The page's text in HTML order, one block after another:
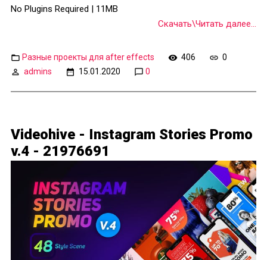
No Plugins Required | 11MB
Скачать\Читать далее...
Разные проекты для after effects 406
0
admins
15.01.2020 0
Videohive - Instagram Stories Promo
v.4 - 21976691